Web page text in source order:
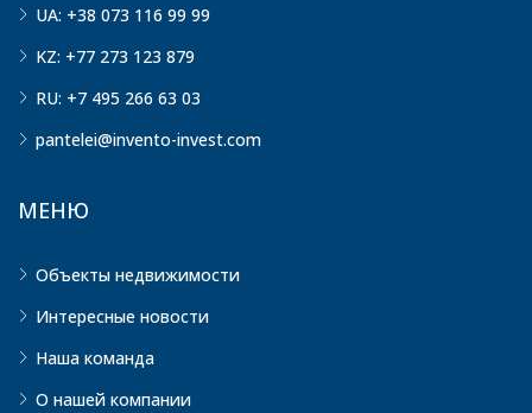
UA: +38 073 116 99 99
KZ: +77 273 123 879
RU: +7 495 266 63 03
pantelei@invento-invest.com
МЕНЮ
Объекты недвижимости
Интересные новости
Наша команда
О нашей компании